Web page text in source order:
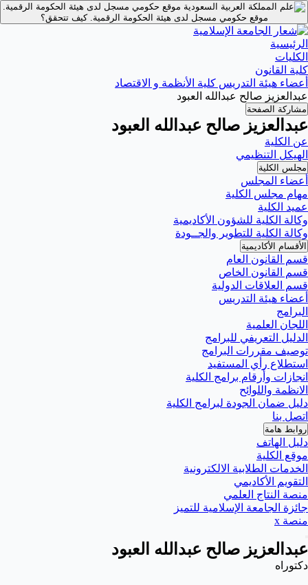
موقع حكومي مسجل لدى هيئة الحكومة الرقمية.
موقع حكومي مسجل لدى هيئة الحكومة الرقمية.كيف تتحقق؟
الرئيسية
الكليات
كلية القانون
أعضاء هيئة التدريس كلية الأنظمة و الاقتصاد
عبدالعزيز صالح عبدالله العبود
مشاركة الصفحة
عبدالعزيز صالح عبدالله العبود
عن الكلية
الهيكل التنظيمي
مجلس الكلية
أعضاء المجلس
مهام مجلس الكلية
عميد الكلية
وكالة الكلية للشؤون الأكاديمية
وكالة الكلية للتطوير والجــودة
الأقسام الأكاديمية
قسم القانون العام
قسم القانون الخاص
قسم العلاقات الدولية
أعضاء هيئة التدريس
البرامج
اللجان العلمية
الدليل التعريفي للبرامج
توصيف مقررات البرامج
استطلاع رأي المستفيد
انجازات وأرقام برامج الكلية
الانظمة واللوائح
دليل ضمان الجودة لبرامج الكلية
اتصل بنا
روابط هامة
دليل الهاتف
موقع الكلية
الخدمات الطلابية الالكترونية
التقويم الأكاديمي
منصة النتاج العلمي
جائزة الجامعة الإسلامية للتميز
منصة x
عبدالعزيز صالح عبدالله العبود
دكتوراه